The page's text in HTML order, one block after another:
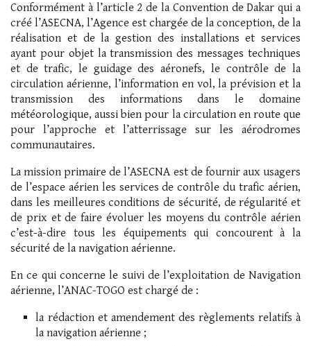
Conformément à l’article 2 de la Convention de Dakar qui a
créé l’ASECNA, l’Agence est chargée de la conception, de la
réalisation et de la gestion des installations et services
ayant pour objet la transmission des messages techniques
et de trafic, le guidage des aéronefs, le contrôle de la
circulation aérienne, l’information en vol, la prévision et la
transmission des informations dans le domaine
météorologique, aussi bien pour la circulation en route que
pour l’approche et l’atterrissage sur les aérodromes
communautaires.
La mission primaire de l’ASECNA est de fournir aux usagers
de l’espace aérien les services de contrôle du trafic aérien,
dans les meilleures conditions de sécurité, de régularité et
de prix et de faire évoluer les moyens du contrôle aérien
c’est-à-dire tous les équipements qui concourent à la
sécurité de la navigation aérienne.
En ce qui concerne le suivi de l’exploitation de Navigation
aérienne, l’ANAC-TOGO est chargé de :
la rédaction et amendement des règlements relatifs à
la navigation aérienne ;